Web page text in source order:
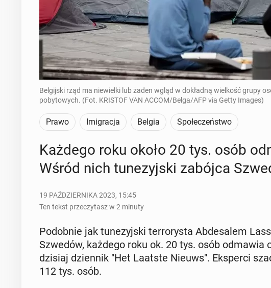
Belgijski rząd ma niewielki lub żaden wgląd w dokładną wielkość grupy
pobytowych. (Fot. KRISTOF VAN ACCOM/Belga/AFP via Getty Images)
Prawo Imigracja Belgia Społeczeństwo
Każdego roku około 20 tys. osób
Wśród nich tu­ne­zyj­ski zabójca
19 PAŹDZIERNIKA 2023, 15:45
Ten tekst przeczytasz w 2 minuty
Po­dob­nie jak tu­ne­zyj­ski ter­ro­ry­sta Ab­de­sa­lem
Szwedów, każdego roku ok. 20 tys. osób odmawia
dzisiaj dzien­nik "Het Laatste Nieuws". Eks­per­ci
112 tys. osób.